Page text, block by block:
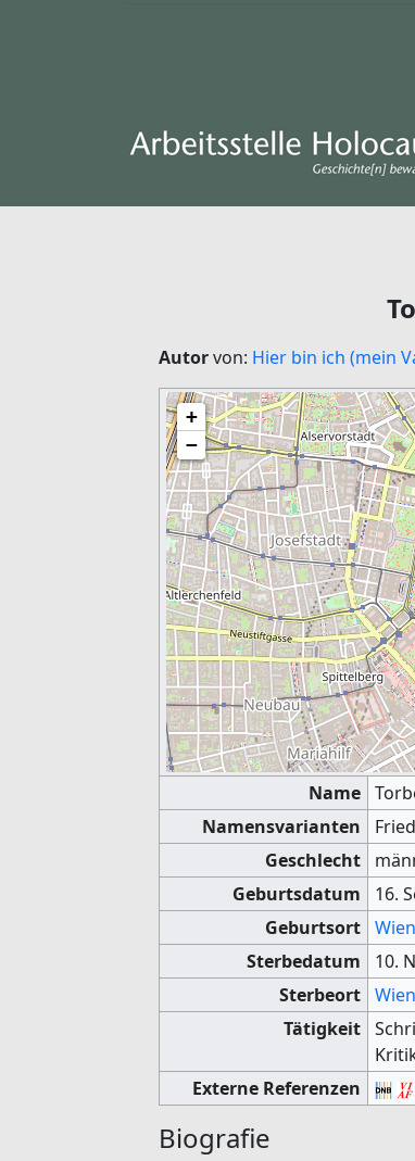
Autorvon: Hier bin ich (mein
+
−
Name
Namensvarianten
Geschlecht
Geburtsdatum
16.
Geburtsort
Wien
Sterbedatum
10.
Sterbeort
Wien
Tätigkeit
Externe Referenzen
Biografie